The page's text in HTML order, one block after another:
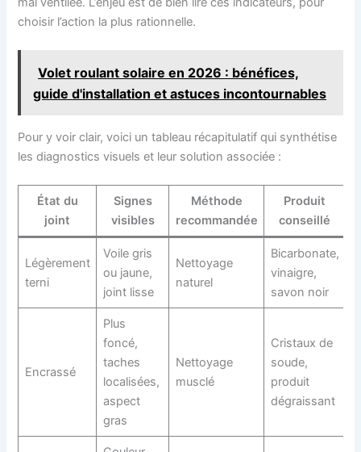
choisir l’action la plus rationnelle.
Volet roulant solaire en 2026 : bénéfices,
guide d'installation et astuces incontournables
Pour y voir clair, voici un tableau récapitulatif qui synthétise
les diagnostics visuels et leur solution associée :
État du
joint
Signes
visibles
Méthode
recommandée
Produit
conseillé
Légèrement
terni
Voile gris
ou jaune,
joint lisse
Nettoyage
naturel
Bicarbonate,
vinaigre,
savon noir
Encrassé
Plus
foncé,
taches
localisées,
aspect
gras
Nettoyage
musclé
Cristaux de
soude,
produit
dégraissant